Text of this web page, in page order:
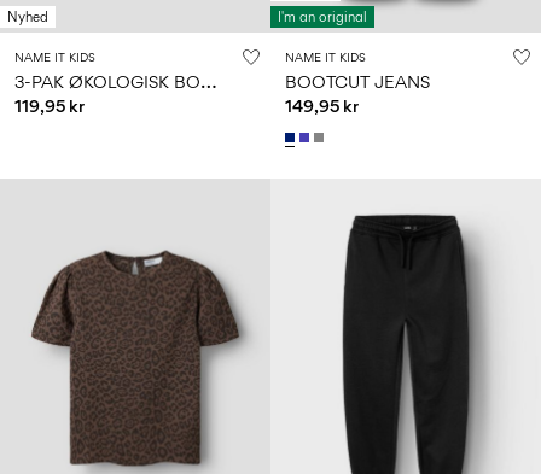
Nyhed
NAME IT KIDS
3
-PAK ØKOLOGISK BOMULD HIPSTER
119,95 kr
I'm an original
NAME IT KIDS
BOOTCUT JEANS
149,95 kr